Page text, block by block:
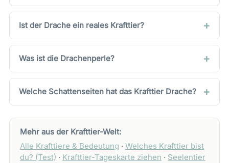
Ist der Drache ein reales Krafttier?
Was ist die Drachenperle?
Welche Schattenseiten hat das Krafttier Drache?
Mehr aus der Krafttier-Welt:
Alle Krafttiere & Bedeutung · Welches Krafttier bist
du? (Test) · Krafttier-Tageskarte ziehen · Seelentier